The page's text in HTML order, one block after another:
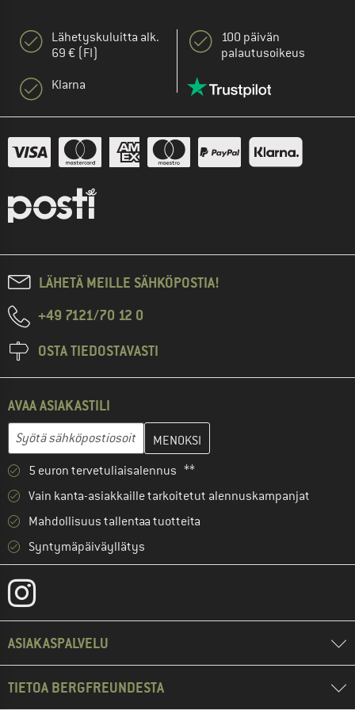
Lähetyskuluitta alk.
69 € (FI)
Klarna
100 päivän
palautusoikeus
LÄHETÄ MEILLE SÄHKÖPOSTIA!
+49 7121/70 12 0
OSTA TIEDOSTAVASTI
AVAA ASIAKASTILI
Sähköpostiosoite
Anna sähköpostiosoitteesi ja luo seuraavassa vaiheessa
5 euron tervetuliaisalennus **
Vain kanta-asiakkaille tarkoitetut alennuskampanjat
Mahdollisuus tallentaa tuotteita
Syntymäpäiväyllätys
ASIAKASPALVELU
TIETOA BERGFREUNDESTA